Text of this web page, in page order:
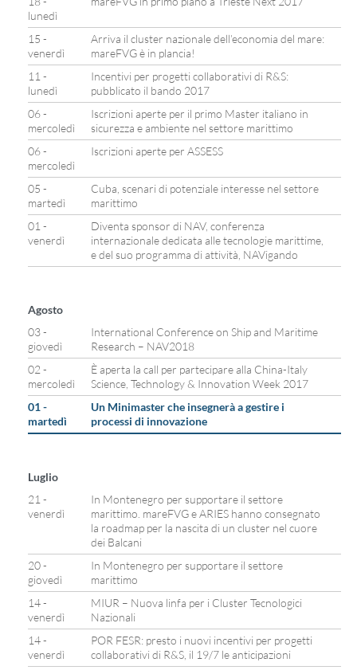
lunedì
15 -
venerdì
Arriva il cluster nazionale dell’economia del mare:
mareFVG è in plancia!
11 -
lunedì
Incentivi per progetti collaborativi di R&S:
pubblicato il bando 2017
06 -
mercoledì
Iscrizioni aperte per il primo Master italiano in
sicurezza e ambiente nel settore marittimo
06 -
mercoledì
Iscrizioni aperte per ASSESS
05 -
martedì
Cuba, scenari di potenziale interesse nel settore
marittimo
01 -
venerdì
Diventa sponsor di NAV, conferenza
internazionale dedicata alle tecnologie marittime,
e del suo programma di attività, NAVigando
Agosto
03 -
giovedì
International Conference on Ship and Maritime
Research – NAV2018
02 -
mercoledì
È aperta la call per partecipare alla China-Italy
Science, Technology & Innovation Week 2017
01 -
martedì
Un Minimaster che insegnerà a gestire i
processi di innovazione
Luglio
21 -
venerdì
In Montenegro per supportare il settore
marittimo. mareFVG e ARIES hanno consegnato
la roadmap per la nascita di un cluster nel cuore
dei Balcani
20 -
giovedì
In Montenegro per supportare il settore
marittimo
14 -
venerdì
MIUR – Nuova linfa per i Cluster Tecnologici
Nazionali
14 -
venerdì
POR FESR: presto i nuovi incentivi per progetti
collaborativi di R&S, il 19/7 le anticipazioni